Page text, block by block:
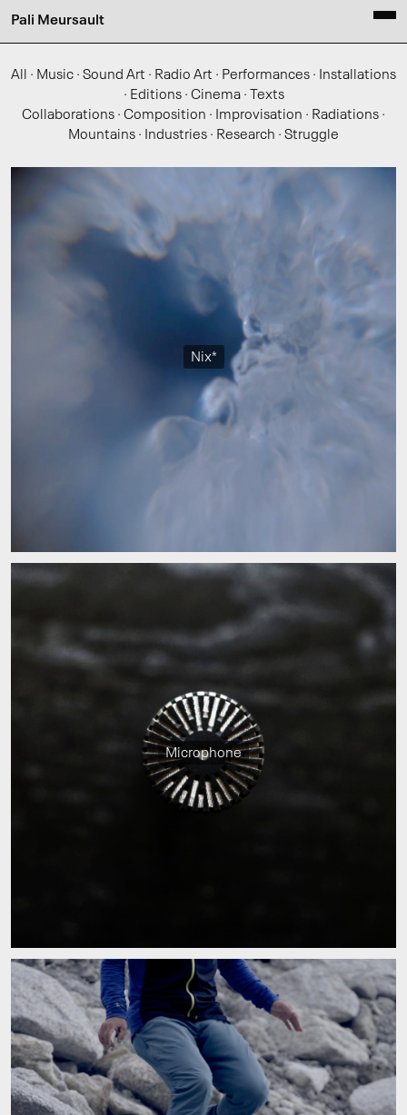
Pali Meursault
All · Music · Sound Art · Radio Art · Performances · Installations
· Editions· Cinema·
Texts
Collaborations · Composition · Improvisation · Radiations ·
Mountains · Industries · Research · Struggle
Nix*
Microphone